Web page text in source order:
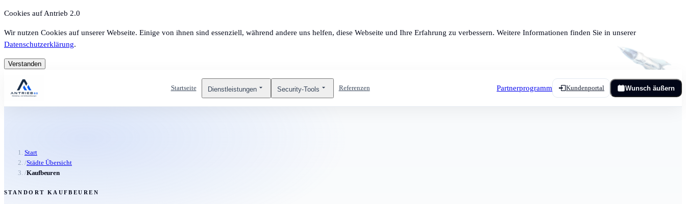
Cookies auf Antrieb 2.0
Wir nutzen Cookies auf unserer Webseite. Einige von ihnen sind essenziell, während andere uns helfen, diese Webseite und Ihre Erfahrung zu verbessern. Weitere Informationen finden Sie in unserer
Datenschutzerklärung.
Verstanden
Startseite Dienstleistungen Security-Tools Referenzen Partnerprogramm Kundenportal Wunsch äußern
Start
/Städte Übersicht
/Kaufbeuren
STANDORT KAUFBEUREN